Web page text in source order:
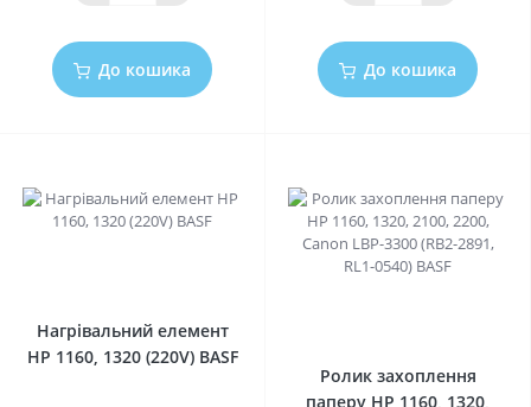
До кошика До кошика
Нагрівальний елемент
HP 1160, 1320 (220V) BASF
Ролик захоплення
паперу HP 1160, 1320,